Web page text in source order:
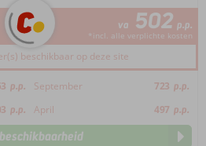
va 502 p.p.
*incl. alle verplichte kosten
beschikbaar op deze site
p.p. September 723 p.p.
p.p. April 497 p.p.